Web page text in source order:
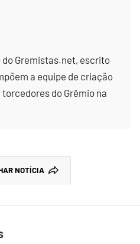
do Gremistas.net, escrito
a equipe de criação
do Grêmio na
NOTÍCIA